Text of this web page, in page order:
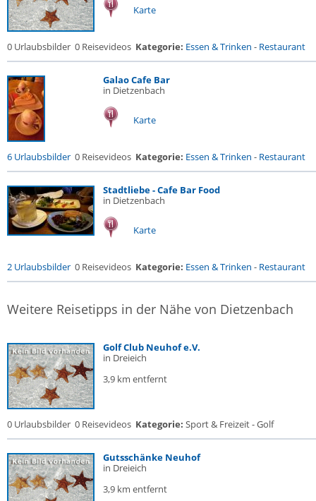
Karte
0 Urlaubsbilder 0 Reisevideos Kategorie: Essen & Trinken - Restaurant
Galao Cafe Bar
in Dietzenbach
Karte
6 Urlaubsbilder 0 Reisevideos Kategorie: Essen & Trinken - Restaurant
Stadtliebe - Cafe Bar Food
in Dietzenbach
Karte
2 Urlaubsbilder 0 Reisevideos Kategorie: Essen & Trinken - Restaurant
Weitere Reisetipps in der Nähe von Dietzenbach
Golf Club Neuhof e.V.
in Dreieich
3,9 km entfernt
0 Urlaubsbilder 0 Reisevideos Kategorie: Sport & Freizeit - Golf
Gutsschänke Neuhof
in Dreieich
3,9 km entfernt